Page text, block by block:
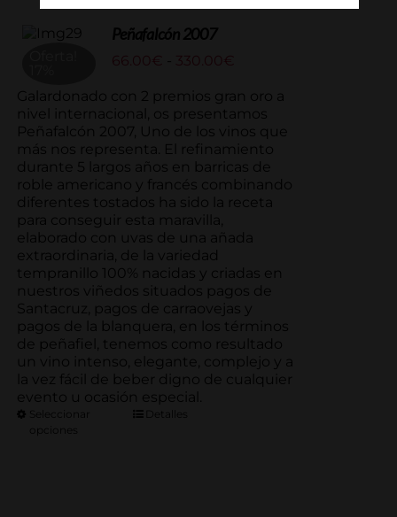
Peñafalcón 2007
66.00 € 330.00 €
precios:
desde
66.00€
hasta
330.00€
Galardonado con 2 premios gran oro a
nivel internacional, os presentamos
Peñafalcón 2007, Uno de los vinos que
más nos representa. El refinamiento
durante 5 largos años en barricas de
roble americano y francés combinando
diferentes tostados ha sido la receta
para conseguir esta maravilla,
elaborado con uvas de una añada
extraordinaria, de la variedad
tempranillo 100% nacidas y criadas en
nuestros viñedos situados pagos de
Santacruz, pagos de carraovejas y
pagos de la blanquera, en los términos
de peñafiel, tenemos como resultado
un vino intenso, elegante, complejo y a
la vez fácil de beber digno de cualquier
evento u ocasión especial.
Seleccionar
opciones
Detalles